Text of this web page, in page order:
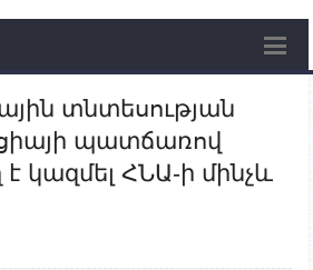
տնտեսության
պատճառով
կազմել ՀՆԱ-ի մինչև